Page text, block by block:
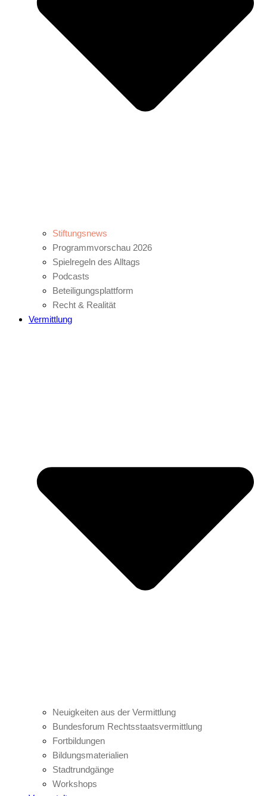
Stiftungsnews
Programmvorschau 2026
Spielregeln des Alltags
Podcasts
Beteiligungsplattform
Recht & Realität
Vermittlung
Neuigkeiten aus der Vermittlung
Bundesforum Rechtsstaatsvermittlung
Fortbildungen
Bildungsmaterialien
Stadtrundgänge
Workshops